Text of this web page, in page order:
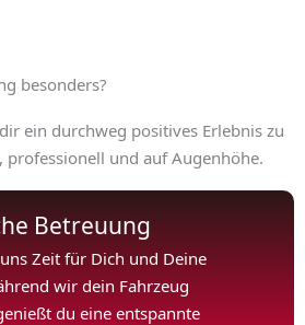
besonders?
ein durchweg positives Erlebnis zu
professionell und auf Augenhöhe.
Betreuung
Zeit für Dich und Deine
wir dein Fahrzeug
du eine entspannte